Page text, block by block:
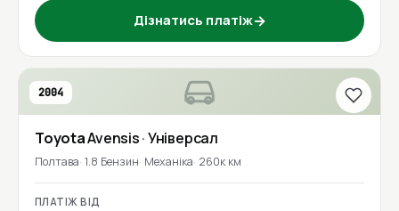
Дізнатись платіж→
2004
ToyotaAvensis· Універсал
Полтава 1.8 Бензин Механіка 260к км
ПЛАТІЖ ВІД